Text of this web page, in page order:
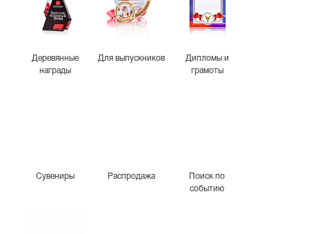
Деревянные
награды
Для выпускников
Дипломы и
грамоты
Сувениры Распродажа
Поиск по
событию